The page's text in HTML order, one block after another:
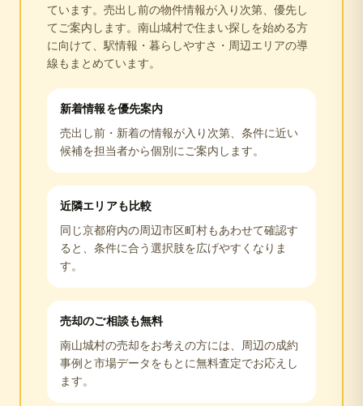
ています。売出し前の物件情報が入り次第、優先し
てご案内します。 南山城村で住まい探しを始める方
に向けて、駅情報・暮らしやすさ・周辺エリアの導
線もまとめています。
新着情報を優先案内
売出し前・新着の情報が入り次第、条件に近い
候補を担当者から個別にご案内します。
近隣エリアも比較
同じ京都府内の周辺市区町村もあわせて確認す
ると、条件に合う選択肢を広げやすくなりま
す。
売却のご相談も無料
南山城村の売却をお考えの方には、周辺の成約
事例と市場データをもとに無料査定でお応えし
ます。